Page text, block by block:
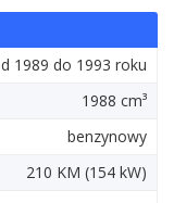
1989 do 1993 roku
1988 cm³
benzynowy
210 KM (154 kW)